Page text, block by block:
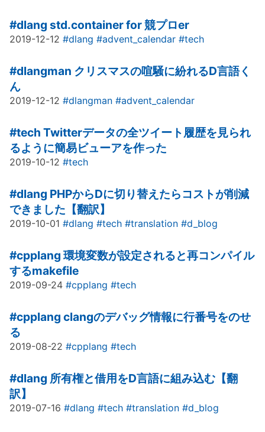
#dlang std.container for 競プロer
2019-12-12 #dlang #advent_calendar #tech
#dlangman クリスマスの喧騒に紛れるD言語く
ん
2019-12-12 #dlangman #advent_calendar
#tech Twitterデータの全ツイート履歴を見られ
るように簡易ビューアを作った
2019-10-12 #tech
#dlang PHPからDに切り替えたらコストが削減
できました【翻訳】
2019-10-01 #dlang #tech #translation #d_blog
#cpplang 環境変数が設定されると再コンパイル
するmakefile
2019-09-24 #cpplang #tech
#cpplang clangのデバッグ情報に行番号をのせ
る
2019-08-22 #cpplang #tech
#dlang 所有権と借用をD言語に組み込む【翻
訳】
2019-07-16 #dlang #tech #translation #d_blog